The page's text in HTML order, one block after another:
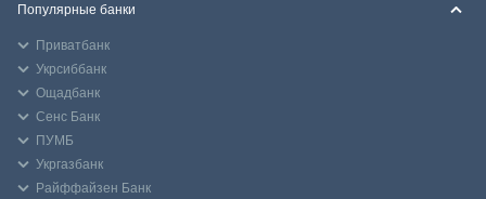
Популярные банки
Приватбанк
Укрсиббанк
Ощадбанк
Сенс Банк
ПУМБ
Укргазбанк
Райффайзен Банк